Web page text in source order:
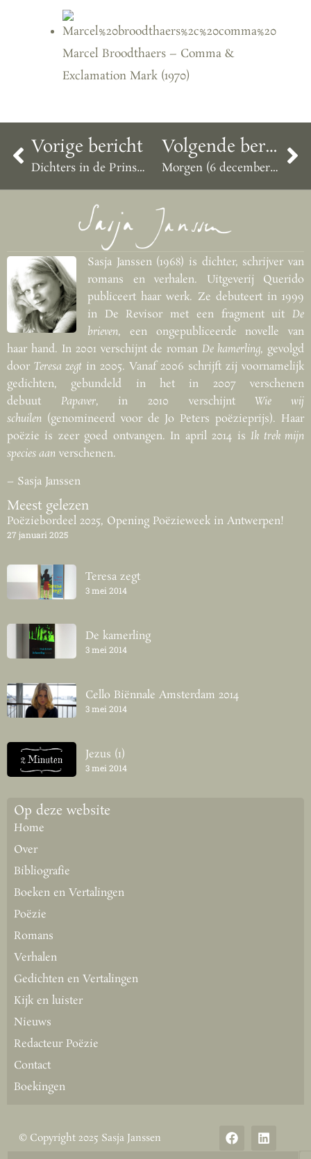
Marcel Broodthaers – Comma &
Exclamation Mark (1970)
Vorige bericht
Dichters in de Prinsentuin, 14-15-16 juli
Volgende bericht
Morgen (6 december) in Kunststof, van 19 tot 20 uur, met een bijzondere ‘inbelster’
Sasja Janssen (1968) is dichter, schrijver van
romans en verhalen. Uitgeverij Querido
publiceert haar werk. Ze debuteert in 1999
in De Revisor met een fragment uit De
brieven, een ongepubliceerde novelle van
haar hand. In 2001 verschijnt de romanDe kamerling, gevolgd
door Teresa zegt in 2005. Vanaf 2006 schrijft zij voornamelijk
gedichten, gebundeld in het in 2007 verschenen
debuut Papaver, in 2010 verschijntWie wij
schuilen (genomineerd voor de Jo Peters poëzieprijs). Haar
poëzie is zeer goed ontvangen. In april 2014 isIk trek mijn
species aan verschenen.
– Sasja Janssen
Meest gelezen
Poëziebordeel 2025, Opening Poëzieweek in Antwerpen!
27 januari 2025
Teresa zegt
3 mei 2014
De kamerling
3 mei 2014
Cello Biënnale Amsterdam 2014
3 mei 2014
Jezus (1)
3 mei 2014
Op deze website
Home
Over
Bibliografie
Boeken en Vertalingen
Poëzie
Romans
Verhalen
Gedichten en Vertalingen
Kijk en luister
Nieuws
Redacteur Poëzie
Contact
Boekingen
© Copyright 2025 Sasja Janssen